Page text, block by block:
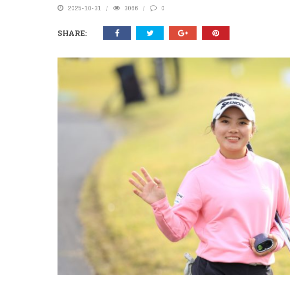
2025-10-31 3066 0
SHARE: